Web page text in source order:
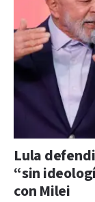
Lula
“sin
con Milei